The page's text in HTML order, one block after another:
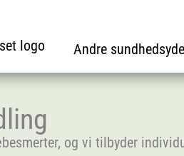
Andre
og vi tilbyder